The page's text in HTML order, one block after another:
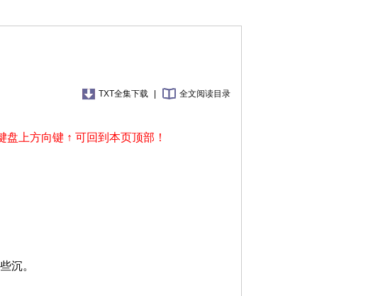
TXT全集下载 全文阅读目录
上方向键 ↑ 可回到本页顶部！
沉。